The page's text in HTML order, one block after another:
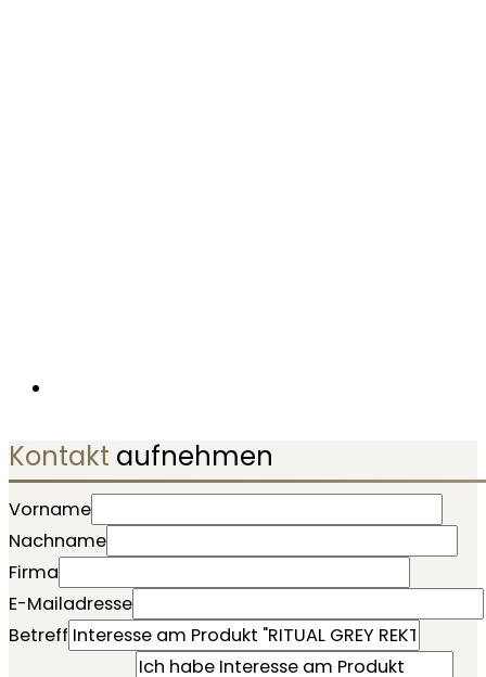
Kontakt aufnehmen
Vorname
Nachname
Firma
E-Mailadresse
Betreff